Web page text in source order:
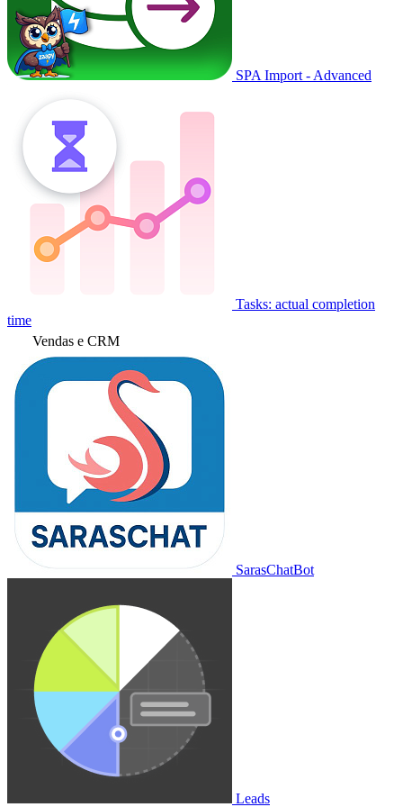
SPA Import - Advanced
Tasks: actual completion
time
Vendas e CRM
SarasChatBot
Leads